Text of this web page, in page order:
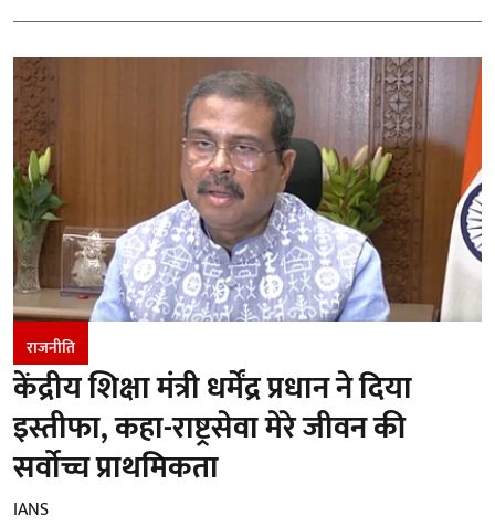
राजनीति
केंद्रीय शिक्षा मंत्री धर्मेंद्र प्रधान ने दिया
इस्तीफा, कहा-राष्ट्रसेवा मेरे जीवन की
सर्वोच्च प्राथमिकता
IANS